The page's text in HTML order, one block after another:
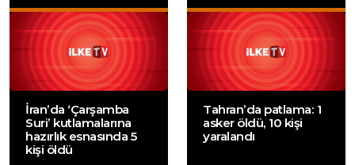
İran’da ‘Çarşamba
Suri’ kutlamalarına
hazırlık esnasında 5
kişi öldü
Tahran’da patlama: 1
asker öldü, 10 kişi
yaralandı